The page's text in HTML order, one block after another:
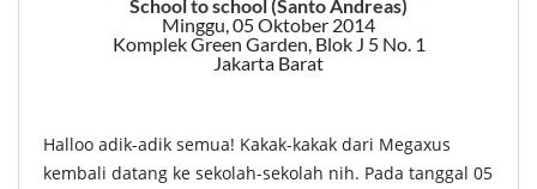
School to school (Santo Andreas)
Minggu, 05 Oktober 2014
Komplek Green Garden, Blok J 5 No. 1
Jakarta Barat
Halloo adik-adik semua! Kakak-kakak dari Megaxus
kembali datang ke sekolah-sekolah nih. Pada tanggal 05